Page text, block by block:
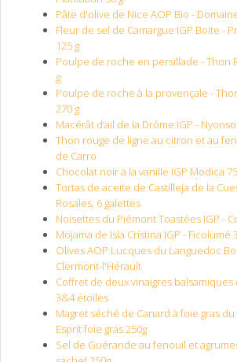
Pâte d'olive de Nice AOP Bio -
Fleur de sel de Camargue IGP Boite -
125 g
Poulpe de roche en persillade - Thon
g
Poulpe de roche à la provençale -
270 g
Macérât d’ail de la Drôme IGP -
Thon rouge de ligne au citron et au
de Carro
Chocolat noir à la vanille IGP Modica
Tortas de aceite de Castilleja de la
Rosales, 6 galettes
Noisettes du Piémont Toastées IGP -
Mojama de Isla Cristina IGP - Ficolumé
Olives AOP Lucques du Languedoc
Clermont-l'Hérault
Coffret de deux vinaigres balsamiques
3&4 étoiles
Magret séché de Canard à foie gras
Esprit foie gras 250g
Sel de Guérande au fenouil et